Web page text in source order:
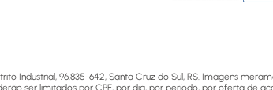
Industrial, 96.835-642, Santa Cruz do Sul, RS. Imagens
ser limitados por CPF, por dia, por período, por oferta de